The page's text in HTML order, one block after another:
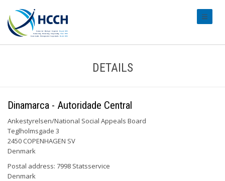
DETAILS
Dinamarca - Autoridade Central
Ankestyrelsen/National Social Appeals Board
Teglholmsgade 3
2450 COPENHAGEN SV
Denmark
Postal address: 7998 Statsservice
Denmark